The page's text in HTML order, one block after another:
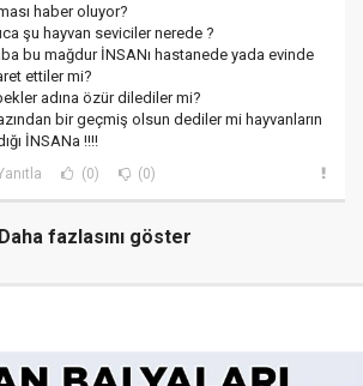
haber oluyor?
şu hayvan seviciler nerede ?
bu mağdur İNSANı hastanede yada evinde
ettiler mi?
adına özür dilediler mi?
bir geçmiş olsun dediler mi hayvanların
İNSANa !!!!
(0) (0)
Daha fazlasını göster